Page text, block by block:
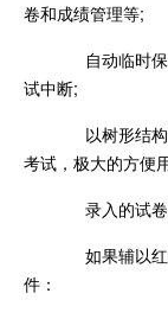
卷和成绩管理等;
自动临时保
试中断;
以树形结构
考试，极大的方便
录入的试卷
如果辅以红
件：